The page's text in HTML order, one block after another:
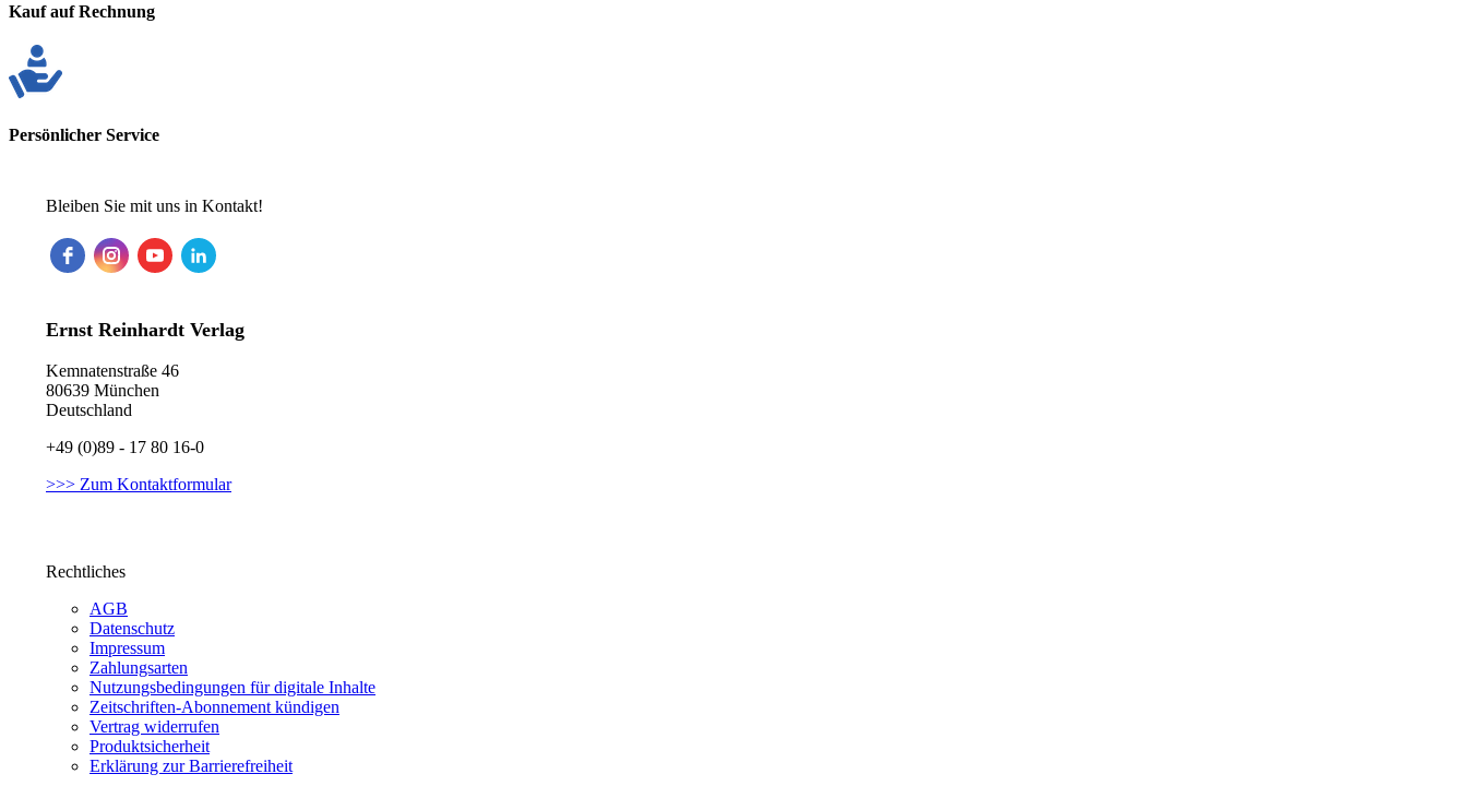
Kauf auf Rechnung
Persönlicher Service
Bleiben Sie mit uns in Kontakt!
Ernst Reinhardt Verlag
Kemnatenstraße 46
80639 München
Deutschland
+49 (0)89 - 17 80 16-0
>>> Zum Kontaktformular
Rechtliches
AGB
Datenschutz
Impressum
Zahlungsarten
Nutzungsbedingungen für digitale Inhalte
Zeitschriften-Abonnement kündigen
Vertrag widerrufen
Produktsicherheit
Erklärung zur Barrierefreiheit